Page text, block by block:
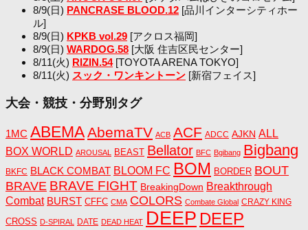
8/9(日) PANCRASE BLOOD.12 [品川インターシティホー
ル]
8/9(日) KPKB vol.29 [アクロス福岡]
8/9(日) WARDOG.58 [大阪 住吉区民センター]
8/11(火) RIZIN.54[TOYOTA ARENA TOKYO]
8/11(火) スック・ワンキントーン [新宿フェイス]
大会・競技・分野別タグ
1MC ABEMAAbemaTV ACB ACF ADCC AJKN ALL
BOX WORLD AROUSAL BEAST Bellator BFC Bgibang Bigbang
BKFC BLACK COMBAT BLOOM FC BOM BORDER BOUT
BRAVE BRAVE FIGHT BreakingDown Breakthrough
Combat BURST CFFC CMA COLORS Combate Global CRAZY KING
CROSS D-SPIRAL DATE DEAD HEAT DEEP DEEP